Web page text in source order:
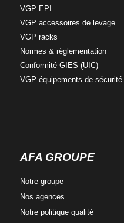
VGP EPI
VGP accessoires de levage
VGP racks
Normes & règlementation
Conformité GIES (UIC)
VGP équipements de sécurité
AFA GROUPE
Notre groupe
Nos agences
Notre politique qualité